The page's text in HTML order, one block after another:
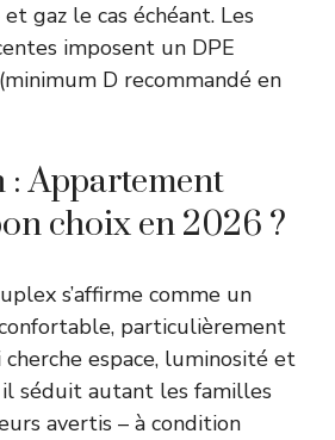
gaz le cas échéant. Les
imposent un DPE
D recommandé en
: Appartement
choix en 2026 ?
s’affirme comme un
particulièrement
espace, luminosité et
il séduit autant les familles
avertis – à condition